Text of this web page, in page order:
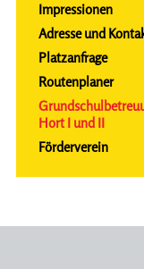
Impressionen
Adresse und
Platzanfrage
Routenplaner
Hort I und II
Förderverein